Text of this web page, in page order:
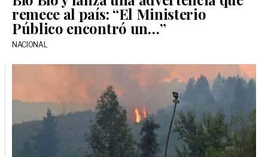
remece al país: “El Ministerio
Público encontró un…”
NACIONAL